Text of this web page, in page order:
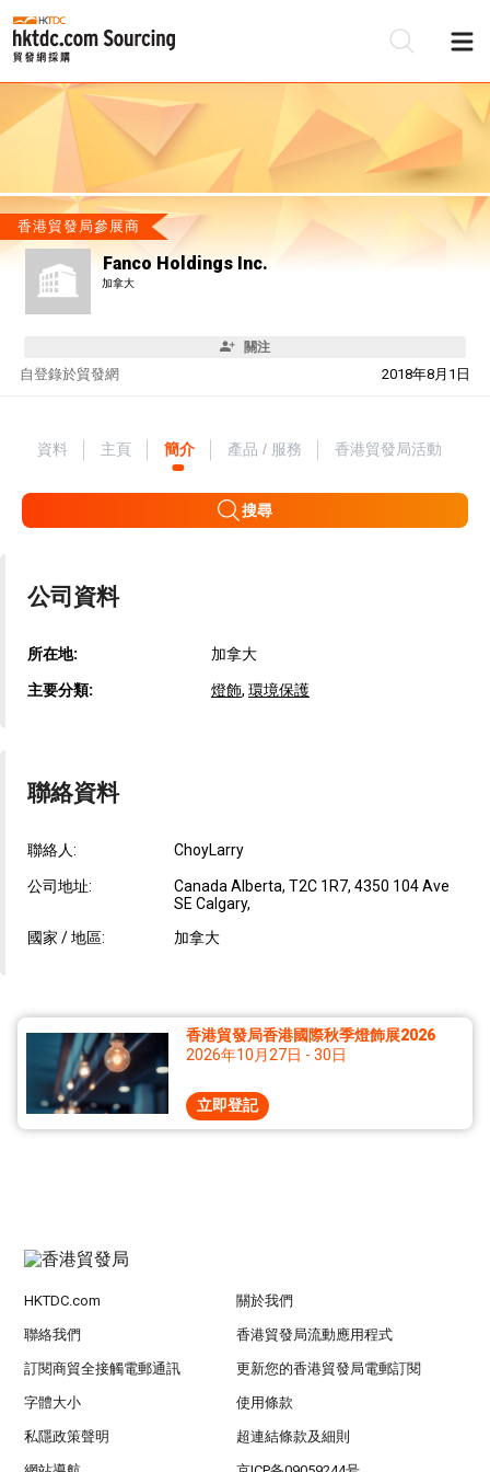
香港貿發局參展商
Fanco Holdings Inc.
加拿大
關注
自 2018年8月1日
登錄於貿發網
資料 主頁 簡介 產品 / 服務 香港貿發局活動
搜尋
公司資料
所在地: 加拿大
主要分類: 燈飾, 環境保護
聯絡資料
聯絡人: ChoyLarry
公司地址:
Canada Alberta, T2C 1R7, 4350 104 Ave
SE Calgary,
國家 / 地區:
加拿大
香港貿發局香港國際秋季燈飾展2026
2026年10月27日 - 30日
立即登記
HKTDC.com 關於我們
聯絡我們 香港貿發局流動應用程式
訂閱商貿全接觸電郵通訊 更新您的香港貿發局電郵訂閱
字體大小 使用條款
私隱政策聲明 超連結條款及細則